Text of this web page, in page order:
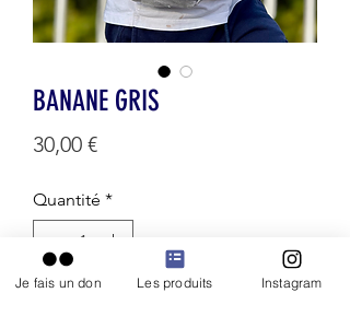
BANANE GRIS
30,00 €Prix
Quantité *
Je fais un don Les produits Instagram